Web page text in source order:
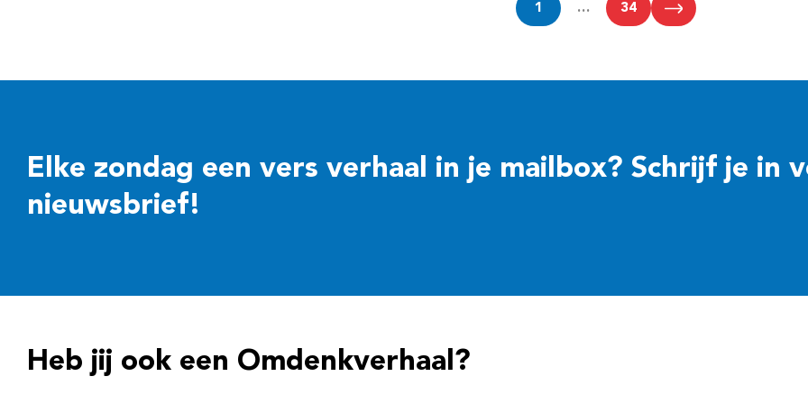
1 … 34
Elke zondag een vers verhaal in je mailbox? Schrijf je in
nieuwsbrief!
Heb jij ook een Omdenkverhaal?